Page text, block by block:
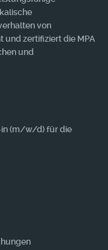
von
und zertifiziert die MPA
und
(m/w/d) für die